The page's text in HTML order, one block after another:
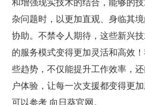
和增强现实技术的结合，能够的
杂问题时，以更加直观、身临其
协助。不禁令人期待，这些新兴
的服务模式变得更加灵活和高效
些趋势，不仅能提升工作效率，
户体验，让每一次支援都变得更
可以参考 向日葵官网。